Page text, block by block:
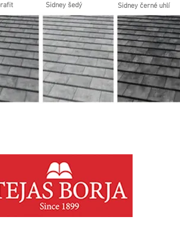
Sidney šedý Sidney černé uhlí